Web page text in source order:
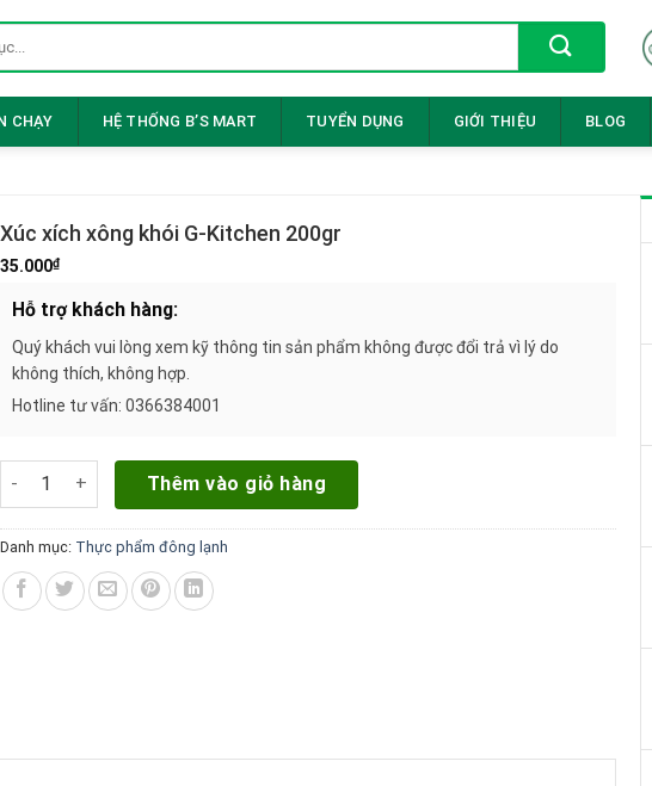
CHẠY HỆ THỐNG B’S MART TUYỂN DỤNG GIỚI THIỆU BLOG
Xúc xích xông khói G-Kitchen 200gr
35.000₫
Hỗ trợ khách hàng:
Quý khách vui lòng xem kỹ thông tin sản phẩm không được đổi trả vì lý do
không thích, không hợp.
Hotline tư vấn: 0366384001
Xúc xích xông khói G-Kitchen 200gr số lượng
Thêm vào giỏ hàng
Danh mục: Thực phẩm đông lạnh